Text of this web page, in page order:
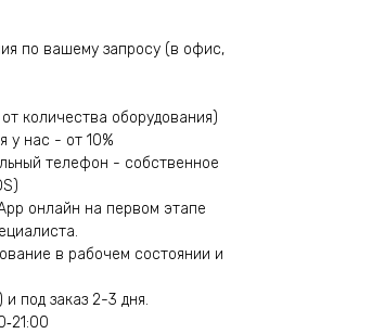
по вашему запросу (в офис,
количества оборудования)
у нас - от 10%
телефон - собственное
онлайн на первом этапе
в рабочем состоянии и
под заказ 2-3 дня.